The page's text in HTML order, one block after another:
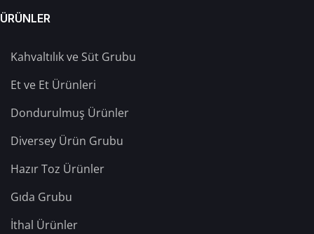
ÜRÜNLER
Kahvaltılık ve Süt Grubu
Et ve Et Ürünleri
Dondurulmuş Ürünler
Diversey Ürün Grubu
Hazır Toz Ürünler
Gıda Grubu
İthal Ürünler